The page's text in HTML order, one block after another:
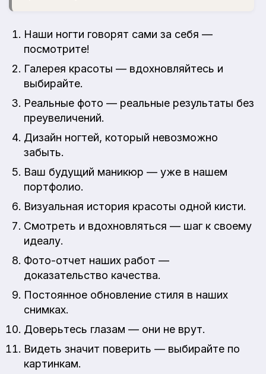
Наши ногти говорят сами за себя —
посмотрите!
Галерея красоты — вдохновляйтесь и
выбирайте.
Реальные фото — реальные результаты без
преувеличений.
Дизайн ногтей, который невозможно
забыть.
Ваш будущий маникюр — уже в нашем
портфолио.
Визуальная история красоты одной кисти.
Смотреть и вдохновляться — шаг к своему
идеалу.
Фото-отчет наших работ —
доказательство качества.
Постоянное обновление стиля в наших
снимках.
Доверьтесь глазам — они не врут.
Видеть значит поверить — выбирайте по
картинкам.